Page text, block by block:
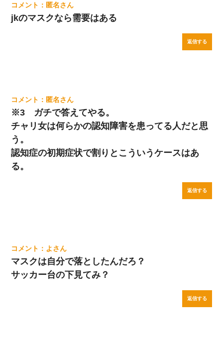
匿名
jkのマスクなら需要はある
返信する
匿名
※3 ガチで答えてやる。
チャリ女は何らかの認知障害を患ってる人だと思
う。
認知症の初期症状で割りとこういうケースはあ
る。
返信する
よ
マスクは自分で落としたんだろ？
サッカー台の下見てみ？
返信する